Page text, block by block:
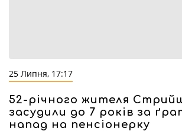
25 Липня, 17:17
52-річного жителя
засудили до 7 років за
напад на пенсіонерку